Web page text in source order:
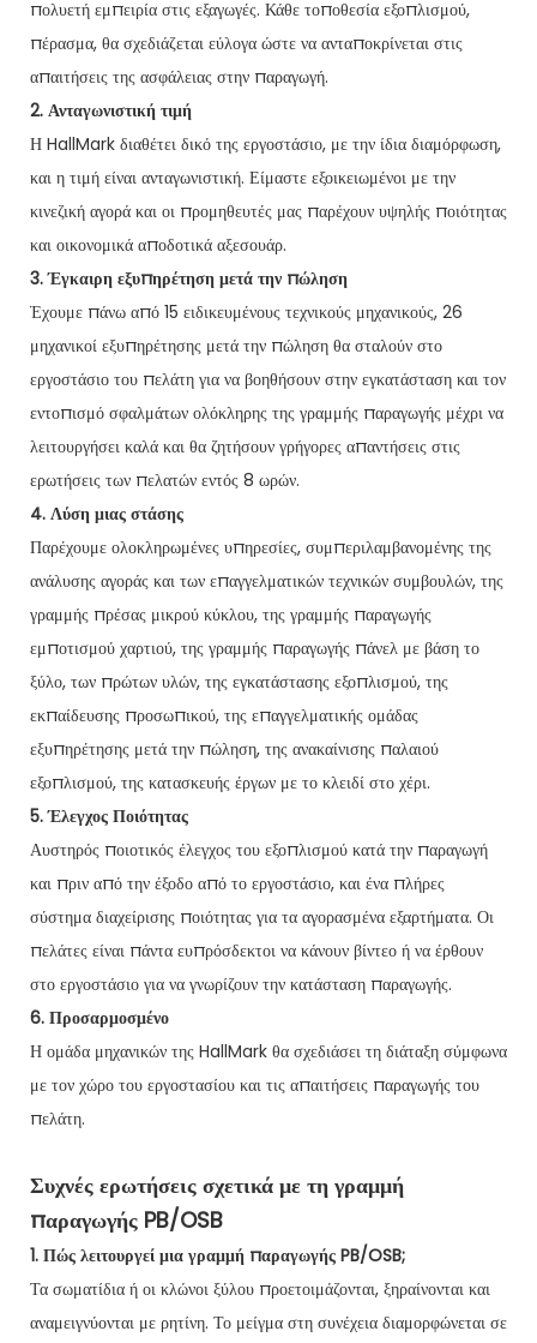
πολυετή εμπειρία στις εξαγωγές. Κάθε τοποθεσία εξοπλισμού,
πέρασμα, θα σχεδιάζεται εύλογα ώστε να ανταποκρίνεται στις
απαιτήσεις της ασφάλειας στην παραγωγή.
2. Ανταγωνιστική τιμή
Η HallMark διαθέτει δικό της εργοστάσιο, με την ίδια διαμόρφωση,
και η τιμή είναι ανταγωνιστική. Είμαστε εξοικειωμένοι με την
κινεζική αγορά και οι προμηθευτές μας παρέχουν υψηλής ποιότητας
και οικονομικά αποδοτικά αξεσουάρ.
3. Έγκαιρη εξυπηρέτηση μετά την πώληση
Έχουμε πάνω από 15 ειδικευμένους τεχνικούς μηχανικούς, 26
μηχανικοί εξυπηρέτησης μετά την πώληση θα σταλούν στο
εργοστάσιο του πελάτη για να βοηθήσουν στην εγκατάσταση και τον
εντοπισμό σφαλμάτων ολόκληρης της γραμμής παραγωγής μέχρι να
λειτουργήσει καλά και θα ζητήσουν γρήγορες απαντήσεις στις
ερωτήσεις των πελατών εντός 8 ωρών.
4. Λύση μιας στάσης
Παρέχουμε ολοκληρωμένες υπηρεσίες, συμπεριλαμβανομένης της
ανάλυσης αγοράς και των επαγγελματικών τεχνικών συμβουλών, της
γραμμής πρέσας μικρού κύκλου, της γραμμής παραγωγής
εμποτισμού χαρτιού, της γραμμής παραγωγής πάνελ με βάση το
ξύλο, των πρώτων υλών, της εγκατάστασης εξοπλισμού, της
εκπαίδευσης προσωπικού, της επαγγελματικής ομάδας
εξυπηρέτησης μετά την πώληση, της ανακαίνισης παλαιού
εξοπλισμού, της κατασκευής έργων με το κλειδί στο χέρι.
5. Έλεγχος Ποιότητας
Αυστηρός ποιοτικός έλεγχος του εξοπλισμού κατά την παραγωγή
και πριν από την έξοδο από το εργοστάσιο, και ένα πλήρες
σύστημα διαχείρισης ποιότητας για τα αγορασμένα εξαρτήματα. Οι
πελάτες είναι πάντα ευπρόσδεκτοι να κάνουν βίντεο ή να έρθουν
στο εργοστάσιο για να γνωρίζουν την κατάσταση παραγωγής.
6. Προσαρμοσμένο
Η ομάδα μηχανικών της HallMark θα σχεδιάσει τη διάταξη σύμφωνα
με τον χώρο του εργοστασίου και τις απαιτήσεις παραγωγής του
πελάτη.
Συχνές ερωτήσεις σχετικά με τη γραμμή
παραγωγής PB/OSB
1. Πώς λειτουργεί μια γραμμή παραγωγής PB/OSB;
Τα σωματίδια ή οι κλώνοι ξύλου προετοιμάζονται, ξηραίνονται και
αναμειγνύονται με ρητίνη. Το μείγμα στη συνέχεια διαμορφώνεται σε